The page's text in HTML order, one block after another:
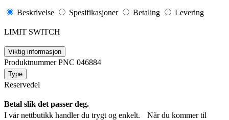
Beskrivelse Spesifikasjoner Betaling Levering
LIMIT SWITCH
Viktig informasjon
Produktnummer PNC 046884
Type
Reservedel
Betal slik det passer deg.
I vår nettbutikk handler du trygt og enkelt. Når du kommer til